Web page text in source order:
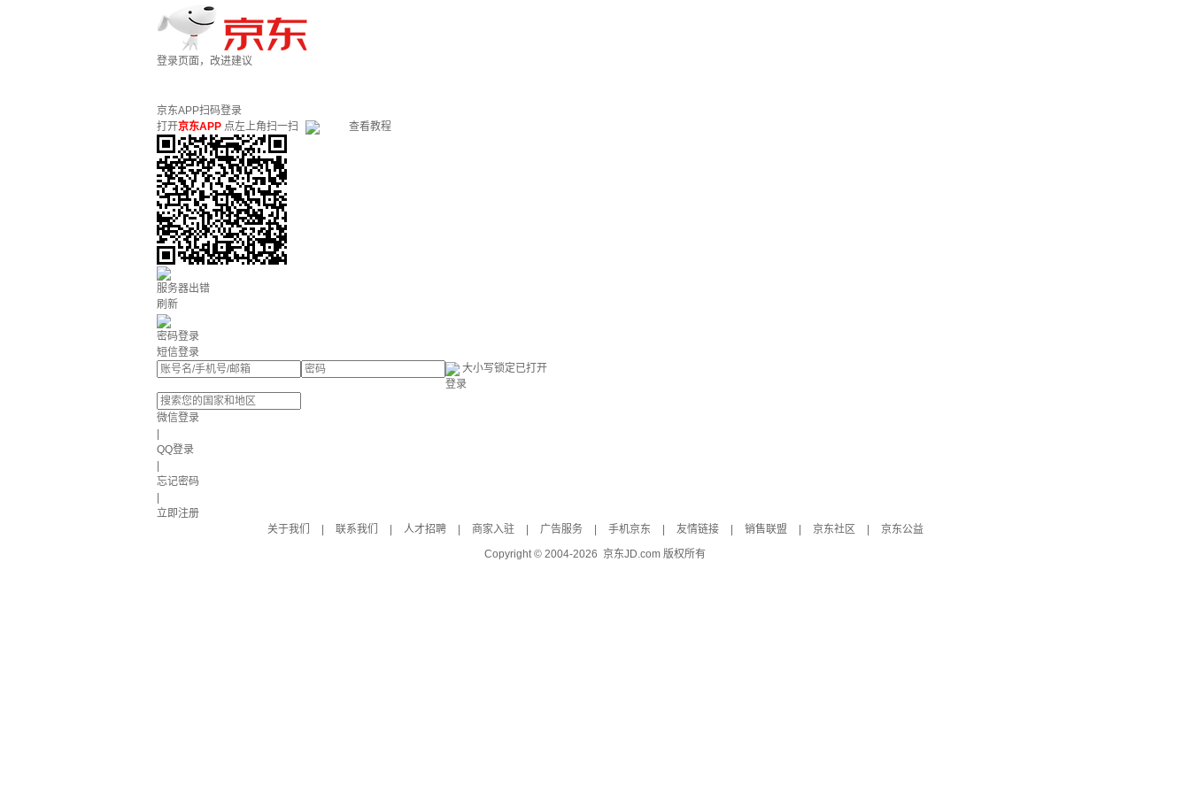
登录页面，改进建议
京东APP扫码登录
打开京东APP 点左上角扫一扫 查看教程
服务器出错
刷新
密码登录
短信登录
大小写锁定已打开
登录
微信登录
QQ登录
忘记密码
立即注册
关于我们
联系我们 人才招聘 商家入驻 广告服务 手机京东 友情链接 销售联盟 京东社区
京东公益
Copyright © 2004-2026 京东JD.com 版权所有